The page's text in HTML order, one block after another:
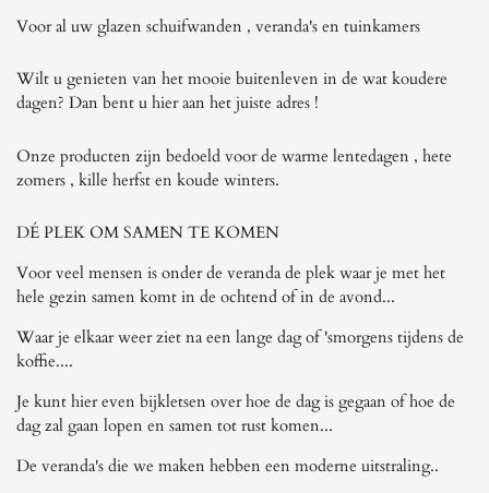
Voor al uw glazen schuifwanden , veranda's en tuinkamers
Wilt u genieten van het mooie buitenleven in de wat koudere
dagen? Dan bent u hier aan het juiste adres !
Onze producten zijn bedoeld voor de warme lentedagen , hete
zomers , kille herfst en koude winters.
DÉ PLEK OM SAMEN TE KOMEN
Voor veel mensen is onder de veranda de plek waar je met het
hele gezin samen komt in de ochtend of in de avond...
Waar je elkaar weer ziet na een lange dag of 'smorgens tijdens de
koffie....
Je kunt hier even bijkletsen over hoe de dag is gegaan of hoe de
dag zal gaan lopen en samen tot rust komen...
De veranda's die we maken hebben een moderne uitstraling..